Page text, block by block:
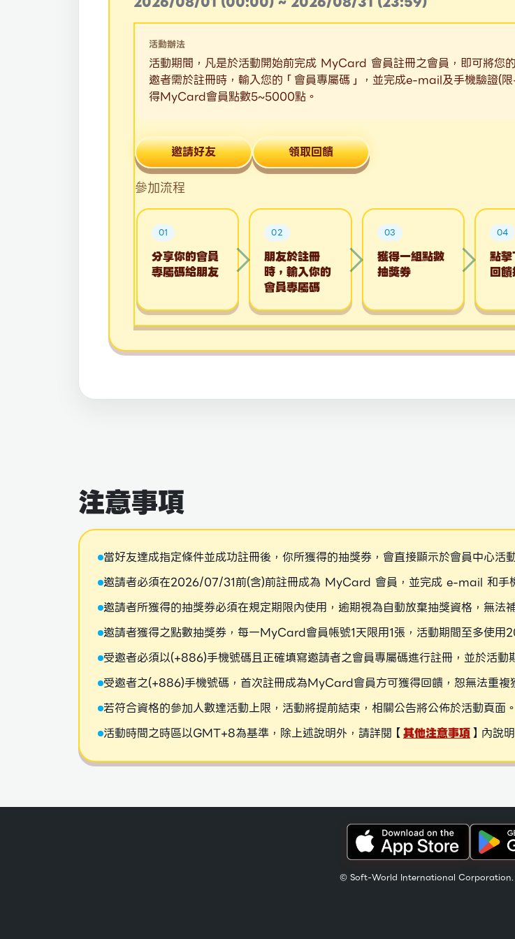
活動辦法
活動期間，凡是於活動開始前完成 MyCard 會員註冊之會員，即可將
邀者需於註冊時，輸入您的「會員專屬碼」，並完成e-mail及手機驗證(
得MyCard會員點數5~5000點。
邀請好友 領取回饋
參加流程
01
分享你的會員
專屬碼給朋友
02
朋友於註冊
時，輸入你的
會員專屬碼
03
獲得一組點數
抽獎券
04
點
回
注意事項
當好友達成指定條件並成功註冊後，你所獲得的抽獎券，會直接顯示於會員中心活
邀請者必須在2026/07/31前(含)前註冊成為 MyCard 會員，並完成 e-mail 和手
邀請者所獲得的抽獎券必須在規定期限內使用，逾期視為自動放棄抽獎資格，無法
邀請者獲得之點數抽獎券，每一MyCard會員帳號1天限用1張，活動期間至多使用
受邀者必須以(+886)手機號碼且正確填寫邀請者之會員專屬碼進行註冊，並於活
受邀者之(+886)手機號碼，首次註冊成為MyCard會員方可獲得回饋，恕無法重複
若符合資格的參加人數達活動上限，活動將提前結束，相關公告將公佈於活動頁面。
活動時間之時區以GMT+8為基準，除上述說明外，請詳閱【其他注意事項】內說
© Soft-World International Corporation.